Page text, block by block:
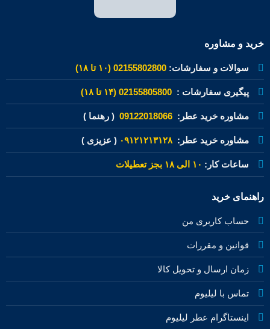
خرید و مشاوره
سوالات و سفارشات: 02155802800 (۱۰ تا ۱۸)
پیگیری سفارشات : 02155805800 (۱۴ تا ۱۸)
مشاوره خرید عطر: 09122018066 ( رهنما )
مشاوره خرید عطر:۰۹۱۲۱۲۱۳۱۲۸ ( عزیزی )
ساعات کار: ۱۰ الی ۱۸ بجز تعطیلات
راهنمای خرید
حساب کاربری من
قوانین و مقررات
زمان ارسال و تحویل کالا
تماس با لیلیوم
اینستاگرام عطر لیلیوم